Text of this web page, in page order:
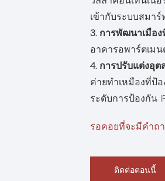
เข้ากับระบบสมาร์
3. การพัฒนาเมือ
อาคารอพาร์ตเม
4. การปรับแต่งอุ
ค่ายทำเหมืองที่ป้
ระดับการป้องกัน
รอคอยที่จะมีคำถ
ติดต่อตอนนี้